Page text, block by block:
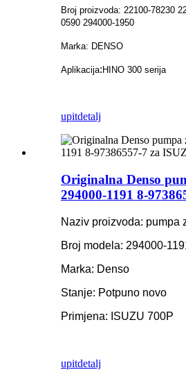
Broj proizvoda: 22100-78230
0590 294000-1950
Marka: DENSO
Aplikacija: HINO 300 serija
upitdetalj
Originalna Denso
294000-1191 8-
Naziv proizvoda: pumpa
Broj modela: 294000-
Marka: Denso
Stanje: Potpuno novo
Primjena: ISUZU 700P
upitdetalj